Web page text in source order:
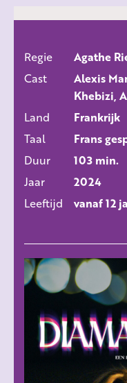
Regie
Agathe
Cast
Alexis
Khebizi,
Land
Frankrijk
Taal
Frans
Duur
103 min.
Jaar
2024
Leeftijd
vanaf 12